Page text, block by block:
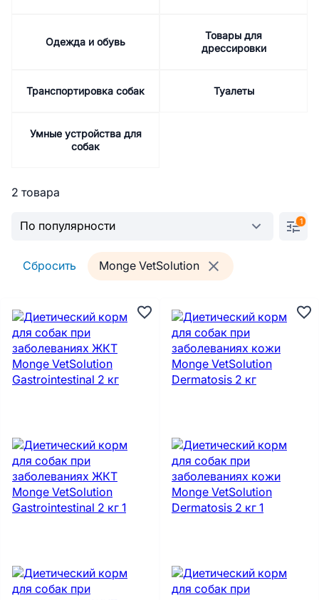
Одежда и обувь
Товары для
дрессировки
Транспортировка собак Туалеты
Умные устройства для
собак
2 товара
1
Сбросить Monge VetSolution